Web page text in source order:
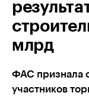
млрд
ФАС признала
участников